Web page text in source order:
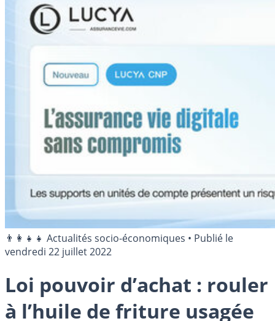
👨‍👩‍👧‍👧 Actualités socio-économiques • Publié le
vendredi 22 juillet 2022
Loi pouvoir d’achat : rouler
à l’huile de friture usagée